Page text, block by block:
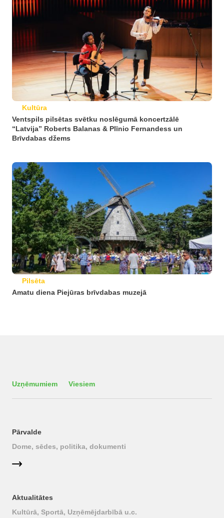
Kultūra
Ventspils pilsētas svētku noslēgumā koncertzālē
“Latvija” Roberts Balanas & Plīnio Fernandess un
Brīvdabas džems
Pilsēta
Amatu diena Piejūras brīvdabas muzejā
Uzņēmumiem Viesiem
Pārvalde
Dome, sēdes, politika, dokumenti
Aktualitātes
Kultūrā, Sportā, Uzņēmējdarbībā u.c.